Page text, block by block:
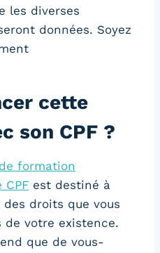
les diverses
données. Soyez
cette
son CPF ?
formation
est destiné à
des droits que vous
de votre existence.
que de vous-